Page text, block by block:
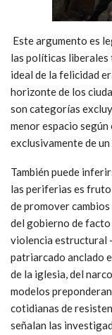
Este argumento es
las políticas liberales
ideal de la felicidad
horizonte de los
son categorías
menor espacio
exclusivamente de
También puede
las periferias es
de promover
del gobierno de facto
violencia estructural
patriarcado anclado
de la iglesia, del
modelos
cotidianas de
señalan las